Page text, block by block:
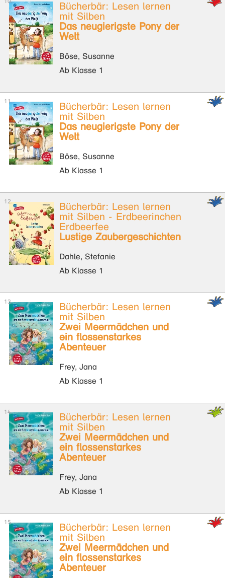
Bücherbär: Lesen lernen
mit Silben
Das neugierigste Pony der
Welt
Böse, Susanne
Ab Klasse 1
Bücherbär: Lesen lernen
mit Silben
Das neugierigste Pony der
Welt
Böse, Susanne
Ab Klasse 1
Bücherbär: Lesen lernen
mit Silben - Erdbeerinchen
Erdbeerfee
Lustige Zaubergeschichten
Dahle, Stefanie
Ab Klasse 1
Bücherbär: Lesen lernen
mit Silben
Zwei Meermädchen und
ein flossenstarkes
Abenteuer
Frey, Jana
Ab Klasse 1
Bücherbär: Lesen lernen
mit Silben
Zwei Meermädchen und
ein flossenstarkes
Abenteuer
Frey, Jana
Ab Klasse 1
Bücherbär: Lesen lernen
mit Silben
Zwei Meermädchen und
ein flossenstarkes
Abenteuer